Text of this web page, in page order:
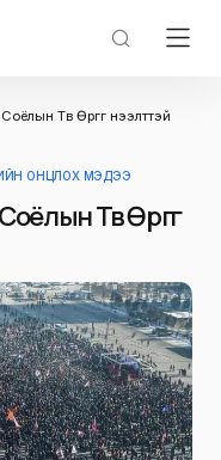
Төв Өргөөг нээлттэй
ОНЦЛОХ МЭДЭЭ
Төв Өргөөг